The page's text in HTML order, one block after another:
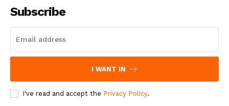
Subscribe
I WANT IN
I've read and accept the Privacy Policy.